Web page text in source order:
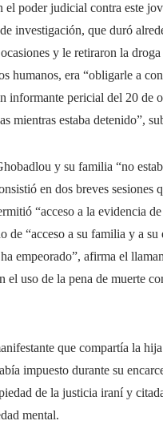
poder judicial contra este
investigación, que duró
y le retiraron la
era “obligarle a
informante pericial del 20 de
mientras estaba detenido”,
y su familia “no
en dos breves sesiones
“acceso a la evidencia
“acceso a su familia y a
empeorado”, afirma el
uso de la pena de muerte
que compartía la
impuesto durante su
de la justicia iraní y
mental.